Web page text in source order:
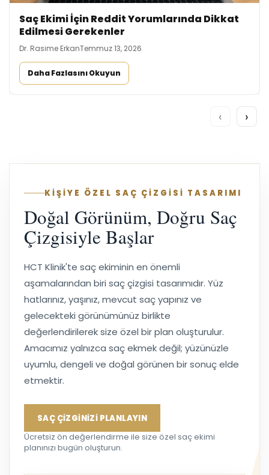
Saç Ekimi İçin Reddit Yorumlarında Dikkat
Edilmesi Gerekenler
Dr. Rasime ErkanTemmuz 13, 2026
Daha Fazlasını Okuyun
‹ ›
KİŞİYE ÖZEL SAÇ ÇİZGİSİ TASARIMI
Doğal Görünüm, Doğru Saç
Çizgisiyle Başlar
HCT Klinik'te saç ekiminin en önemli
aşamalarından biri saç çizgisi tasarımıdır. Yüz
hatlarınız, yaşınız, mevcut saç yapınız ve
gelecekteki görünümünüz birlikte
değerlendirilerek size özel bir plan oluşturulur.
Amacımız yalnızca saç ekmek değil; yüzünüzle
uyumlu, dengeli ve doğal görünen bir sonuç elde
etmektir.
SAÇ ÇİZGİNİZİ PLANLAYIN
Ücretsiz ön değerlendirme ile size özel saç ekimi
planınızı bugün oluşturun.